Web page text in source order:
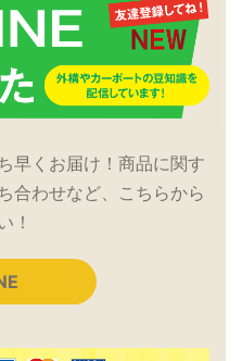
早くお届け！商品に関す
合わせなど、こちらから
！